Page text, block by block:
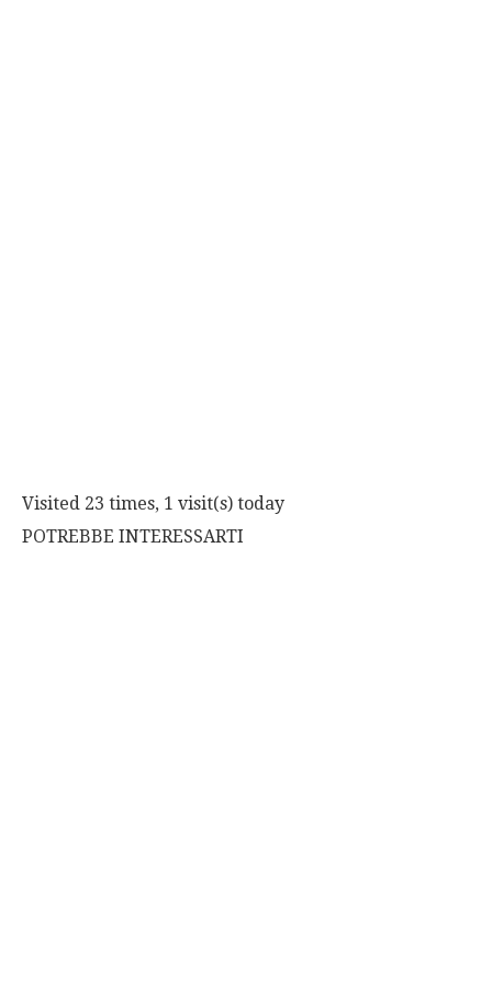
Visited 23 times, 1 visit(s) today
POTREBBE INTERESSARTI